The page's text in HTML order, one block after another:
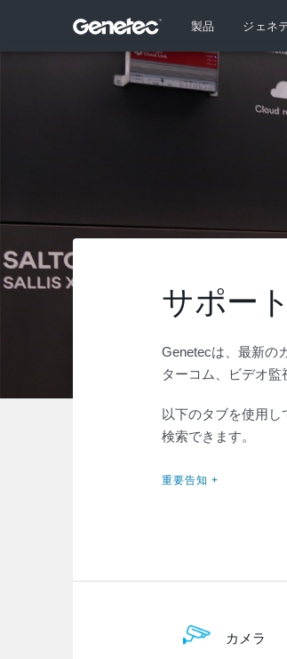
製品 ジェネ
サポー
Genetecは、最新の
ターコム、ビデオ監
以下のタブを使用し
検索できます。
重要告知 +
カメラ